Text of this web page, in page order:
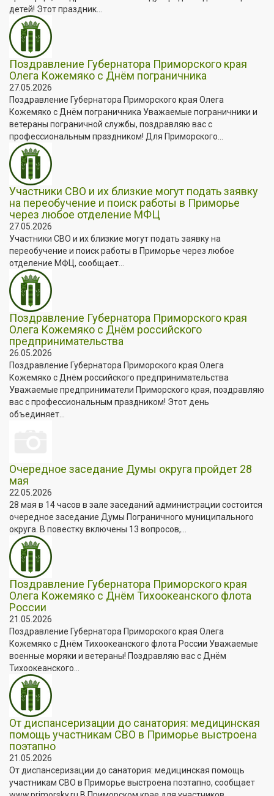
детей! Этот праздник...
Поздравление Губернатора Приморского края
Олега Кожемяко с Днём пограничника
27.05.2026
Поздравление Губернатора Приморского края Олега
Кожемяко с Днём пограничника Уважаемые пограничники и
ветераны пограничной службы, поздравляю вас с
профессиональным праздником! Для Приморского...
Участники СВО и их близкие могут подать заявку
на переобучение и поиск работы в Приморье
через любое отделение МФЦ
27.05.2026
Участники СВО и их близкие могут подать заявку на
переобучение и поиск работы в Приморье через любое
отделение МФЦ, сообщает...
Поздравление Губернатора Приморского края
Олега Кожемяко с Днём российского
предпринимательства
26.05.2026
Поздравление Губернатора Приморского края Олега
Кожемяко с Днём российского предпринимательства
Уважаемые предприниматели Приморского края, поздравляю
вас с профессиональным праздником! Этот день
объединяет...
Очередное заседание Думы округа пройдет 28
мая
22.05.2026
28 мая в 14 часов в зале заседаний администрации состоится
очередное заседание Думы Пограничного муниципального
округа. В повестку включены 13 вопросов,...
Поздравление Губернатора Приморского края
Олега Кожемяко с Днём Тихоокеанского флота
России
21.05.2026
Поздравление Губернатора Приморского края Олега
Кожемяко с Днём Тихоокеанского флота России Уважаемые
военные моряки и ветераны! Поздравляю вас с Днём
Тихоокеанского...
От диспансеризации до санатория: медицинская
помощь участникам СВО в Приморье выстроена
поэтапно
21.05.2026
От диспансеризации до санатория: медицинская помощь
участникам СВО в Приморье выстроена поэтапно, сообщает